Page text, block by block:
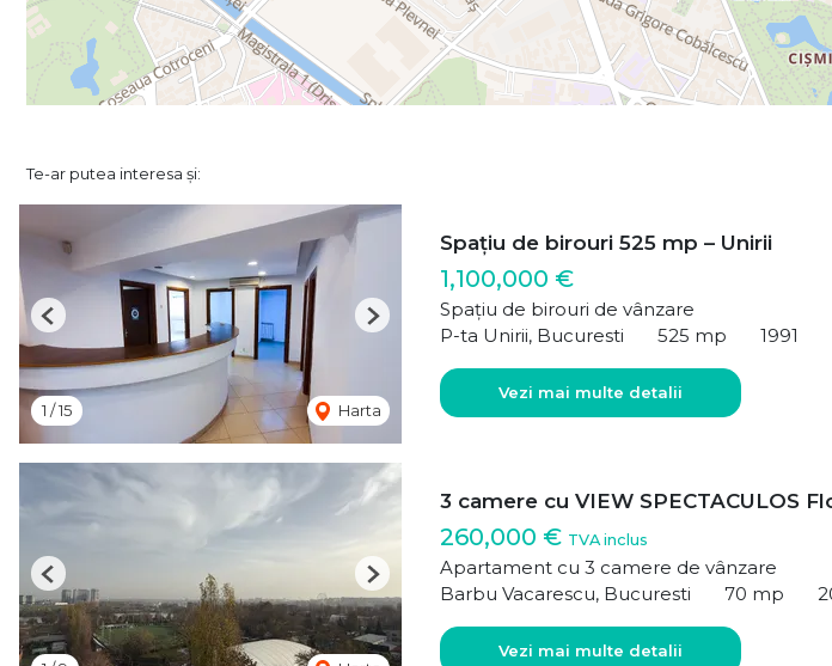
Te-ar putea interesa și:
1 /15 Harta
Previous Next
Spațiu de birouri 525 mp – Unirii
1,100,000 €
Spațiu de birouri de vânzare
P-ta Unirii, Bucuresti
525 mp 1991
Vezi mai multe detalii
Previous Next
3 camere cu VIEW SPECTACULOS
260,000 € TVA inclus
Apartament cu 3 camere de vânzare
Barbu Vacarescu, Bucuresti
70 mp
Vezi mai multe detalii